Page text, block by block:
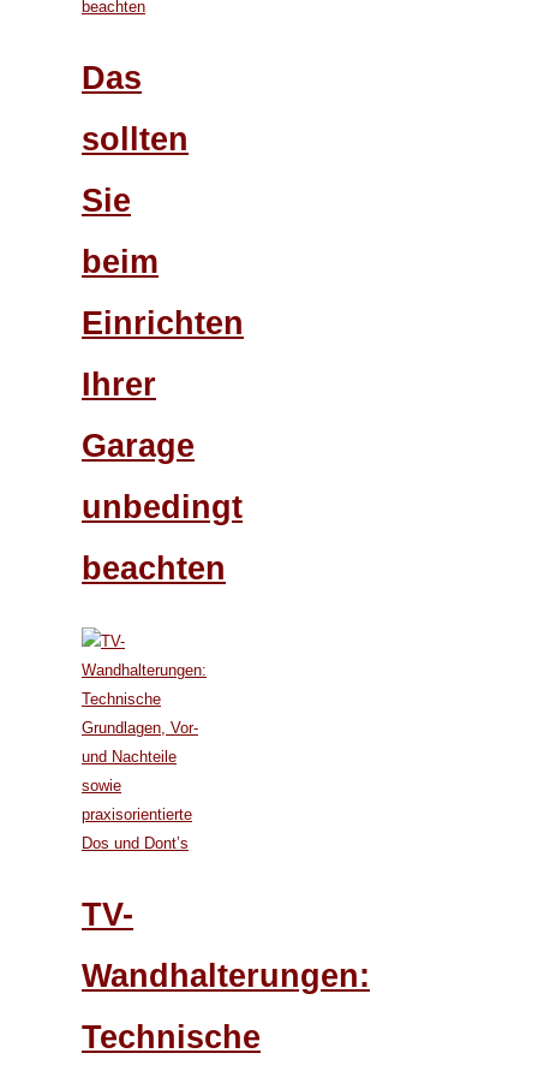
Das
sollten
Sie
beim
Einrichten
Ihrer
Garage
unbedingt
beachten
TV-
Wandhalterungen:
Technische